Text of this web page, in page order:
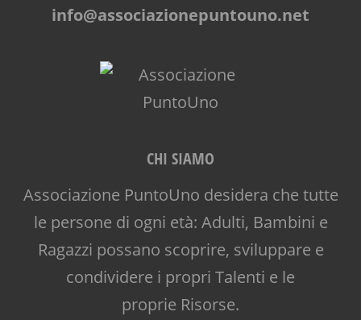
info@associazionepuntouno.net
CHI SIAMO
Associazione PuntoUno desidera che tutte
le persone di ogni età: Adulti, Bambini e
Ragazzi possano scoprire, sviluppare e
condividere i propri Talenti e le
proprie Risorse.